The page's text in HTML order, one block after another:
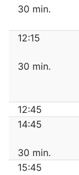
30 min.
12:15
30 min.
12:45
14:45
30 min.
15:45